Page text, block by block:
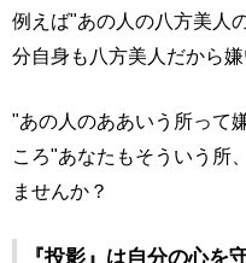
例えば"あの人の八方美人
分自身も八方美人だから
"あの人のああいう所って
ころ"あなたもそういう所
ませんか？
『投影』は自分の心を